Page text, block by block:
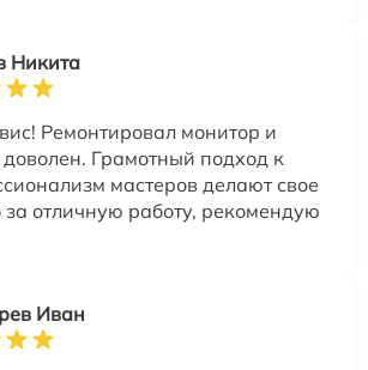
Никита
Ремонтировал монитор и
доволен. Грамотный подход к
мастеров делают свое
отличную работу, рекомендую
Иван